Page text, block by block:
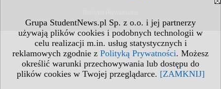
Grupa StudentNews.pl Sp. z o.o. i jej partnerzy
używają plików cookies i podobnych technologii w
celu realizacji m.in. usług statystycznych i
reklamowych zgodnie z Polityką Prywatności. Możesz
określić warunki przechowywania lub dostępu do
plików cookies w Twojej przeglądarce. [ZAMKNIJ]